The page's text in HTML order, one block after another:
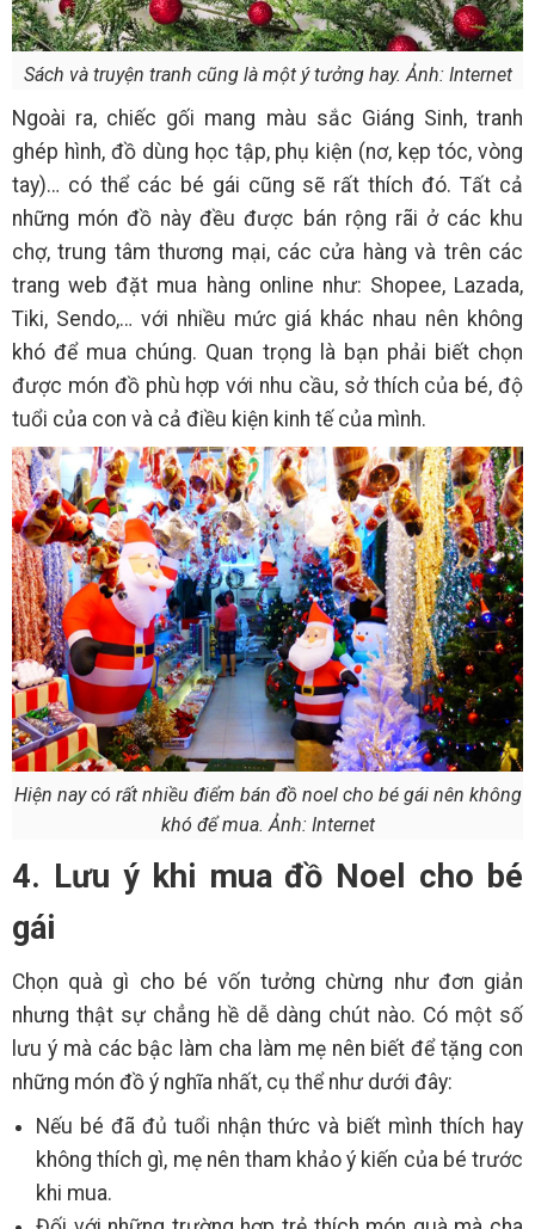
Sách và truyện tranh cũng là một ý tưởng hay. Ảnh: Internet
Ngoài ra, chiếc gối mang màu sắc Giáng Sinh, tranh
ghép hình, đồ dùng học tập, phụ kiện (nơ, kẹp tóc, vòng
tay)… có thể các bé gái cũng sẽ rất thích đó. Tất cả
những món đồ này đều được bán rộng rãi ở các khu
chợ, trung tâm thương mại, các cửa hàng và trên các
trang web đặt mua hàng online như: Shopee, Lazada,
Tiki, Sendo,… với nhiều mức giá khác nhau nên không
khó để mua chúng. Quan trọng là bạn phải biết chọn
được món đồ phù hợp với nhu cầu, sở thích của bé, độ
tuổi của con và cả điều kiện kinh tế của mình.
Hiện nay có rất nhiều điểm bán đồ noel cho bé gái nên không
khó để mua. Ảnh: Internet
4. Lưu ý khi mua đồ Noel cho bé
gái
Chọn quà gì cho bé vốn tưởng chừng như đơn giản
nhưng thật sự chẳng hề dễ dàng chút nào. Có một số
lưu ý mà các bậc làm cha làm mẹ nên biết để tặng con
những món đồ ý nghĩa nhất, cụ thể như dưới đây:
Nếu bé đã đủ tuổi nhận thức và biết mình thích hay
không thích gì, mẹ nên tham khảo ý kiến của bé trước
khi mua.